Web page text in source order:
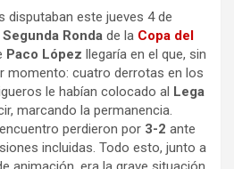
disputaban este jueves 4 de
Segunda Ronda de la Copa del
Paco López
llegaría en el que, sin
momento: cuatro derrotas en los
le habían colocado al Lega
marcando la permanencia.
perdieron por 3-2 ante
incluidas. Todo esto, junto a